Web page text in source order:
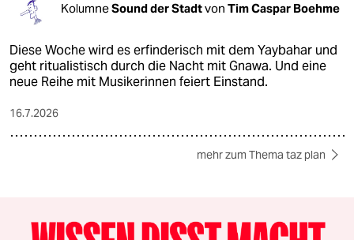
KolumneSound der Stadtvon Tim Caspar Boehme
Diese Woche wird es erfinderisch mit dem Yaybahar und
geht ritualistisch durch die Nacht mit Gnawa. Und eine
neue Reihe mit Musikerinnen feiert Einstand.
16.7.2026
mehr zum Thema taz plan